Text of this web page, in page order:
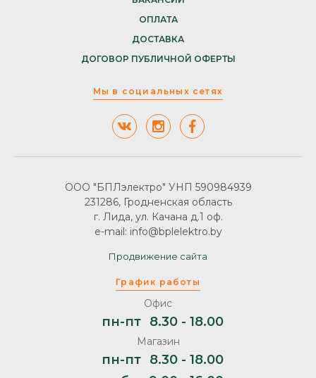
ОПЛАТА
ДОСТАВКА
ДОГОВОР ПУБЛИЧНОЙ ОФЕРТЫ
Мы в социальных сетях
График работы
Офис
пн-пт 8.30 - 18.00
Магазин
пн-пт
8.30 - 18.00
ООО "БПЛэлектро" УНП 590984939
231286, Гродненская область
г. Лида, ул. Качана д.1 оф.
e-mail: info@bplelektro.by
Продвижение сайта